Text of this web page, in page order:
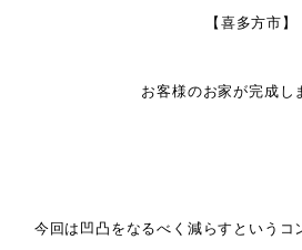
【喜多方市】
お客様のお家が完成し
今回は凹凸をなるべく減らすというコ